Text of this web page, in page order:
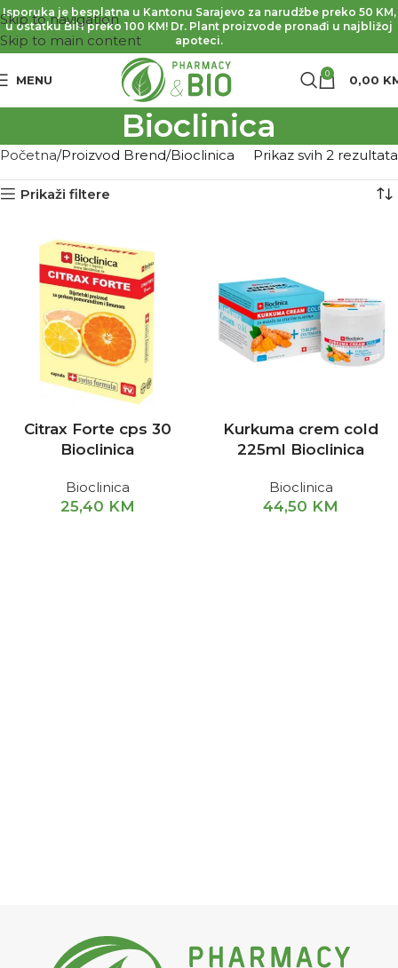
Skip to navigation
Skip to main content
Isporuka je besplatna u Kantonu Sarajevo za narudžbe preko 50 KM,
u ostatku BiH preko 100 KM! Dr. Plant proizvode pronađi u najbližoj
apoteci.
MENU 0 0,00
Bioclinica
Početna Proizvod Brend Bioclinica Prikaz svih 2 rezultata
Prikaži filtere
Citrax Forte cps 30
Bioclinica
Bioclinica
25,40 KM
Kurkuma crem cold
225ml Bioclinica
Bioclinica
44,50 KM